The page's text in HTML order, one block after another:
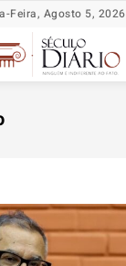
Feira, Agosto 5, 2026